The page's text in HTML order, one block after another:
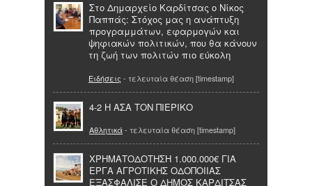
Στο Δημαρχείο Καρδίτσας ο Νίκος
Παππάς: Στόχος μας η ανάπτυξη
προγραμμάτων, εφαρμογών και
ψηφιακών πολιτικών, που θα κάνουν
τη ζωή των πολιτών πιο εύκολη
Ειδήσεις - τελευταία θέαση [timestamp]
4-2 Η ΑΣΑ ΤΟΝ ΠΙΕΡΙΚΟ
Αθλητικά- τελευταία θέαση [timestamp]
ΧΡΗΜΑΤΟΔΟΤΗΣΗ 1.000.000€ ΓΙΑ
ΕΡΓΑ ΑΓΡΟΤΙΚΗΣ ΟΔΟΠΟΙΙΑΣ
ΕΞΑΣΦΑΛΙΣΕ Ο ΔΗΜΟΣ ΚΑΡΔΙΤΣΑΣ